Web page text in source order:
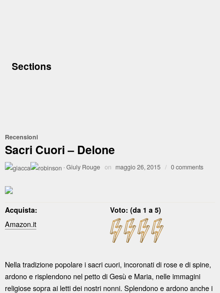
Sections
Recensioni
Sacri Cuori – Delone
·Giuly Rouge on maggio 26, 2015 / 0 comments
Acquista: Voto: (da 1 a 5)
Amazon.it
Nella tradizione popolare i sacri cuori, incoronati di rose e di spine,
ardono e risplendono nel petto di Gesù e Maria, nelle immagini
religiose sopra ai letti dei nostri nonni. Splendono e ardono anche i